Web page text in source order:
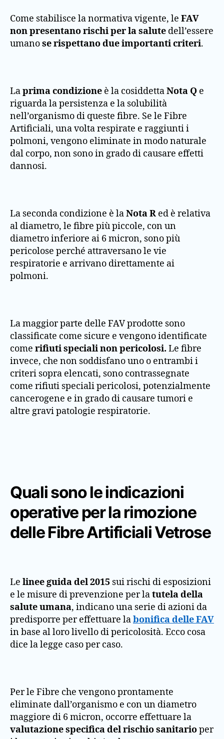
Come stabilisce la normativa vigente, le FAV
non presentano rischi per la salute dell’essere
umanose rispettano due importanti criteri.
Laprima condizione è la cosiddettaNota Q e
riguarda la persistenza e la solubilità
nell’organismo di queste fibre. Se le Fibre
Artificiali, una volta respirate e raggiunti i
polmoni, vengono eliminate in modo naturale
dal corpo, non sono in grado di causare effetti
dannosi.
La seconda condizione è laNota R ed è relativa
al diametro, le fibre più piccole, con un
diametro inferiore ai 6 micron, sono più
pericolose perché attraversano le vie
respiratorie e arrivano direttamente ai
polmoni.
La maggior parte delle FAV prodotte sono
classificate come sicure e vengono identificate
come rifiuti speciali non pericolosi. Le fibre
invece, che non soddisfano uno o entrambi i
criteri sopra elencati, sono contrassegnate
come rifiuti speciali pericolosi, potenzialmente
cancerogene e in grado di causare tumori e
altre gravi patologie respiratorie.
Quali sono le indicazioni
operative per la rimozione
delle Fibre Artificiali Vetrose
Le linee guida del 2015 sui rischi di esposizioni
e le misure di prevenzione per latutela della
salute umana, indicano una serie di azioni da
predisporre per effettuare labonifica delle FAV
in base al loro livello di pericolosità. Ecco cosa
dice la legge caso per caso.
Per le Fibre che vengono prontamente
eliminate dall’organismo e con un diametro
maggiore di 6 micron, occorre effettuare la
valutazione specifica del rischio sanitarioper